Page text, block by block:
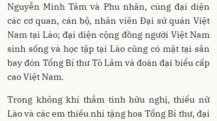
Nguyễn Minh Tâm và Phu nhân, cùng đại diện
các cơ quan, cán bộ, nhân viên Đại sứ quán Việt
Nam tại Lào; đại diện cộng đồng người Việt Nam
sinh sống và học tập tại Lào cũng có mặt tại sân
bay đón Tổng Bí thư Tô Lâm và đoàn đại biểu cấp
cao Việt Nam.
Trong không khí thắm tình hữu nghị, thiếu nữ
Lào và các em thiếu nhi tặng hoa Tổng Bí thư, đại